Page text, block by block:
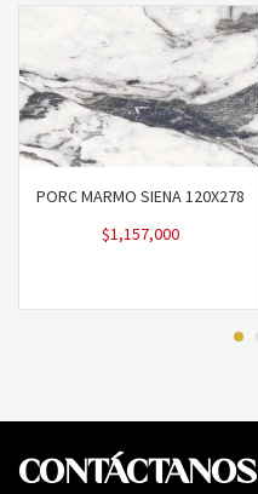
PORC MARMO SIENA 120X278
$1,157,000
CONTÁCTANOS